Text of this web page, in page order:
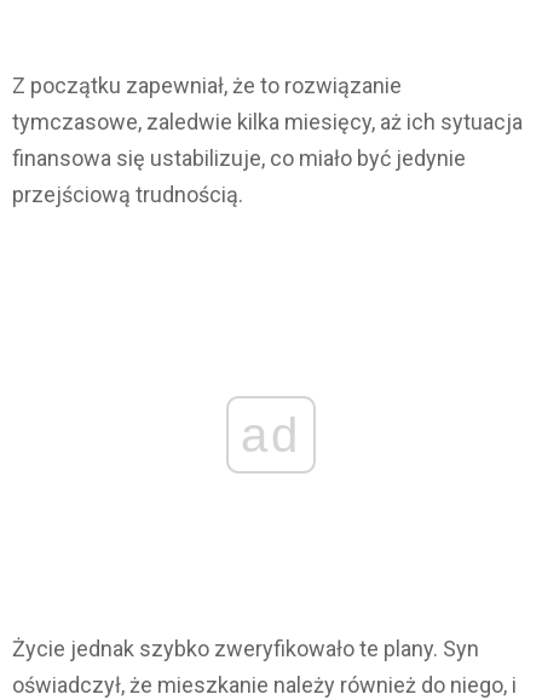
Z początku zapewniał, że to rozwiązanie
tymczasowe, zaledwie kilka miesięcy, aż ich sytuacja
finansowa się ustabilizuje, co miało być jedynie
przejściową trudnością.
ad
Życie jednak szybko zweryfikowało te plany. Syn
oświadczył, że mieszkanie należy również do niego, i